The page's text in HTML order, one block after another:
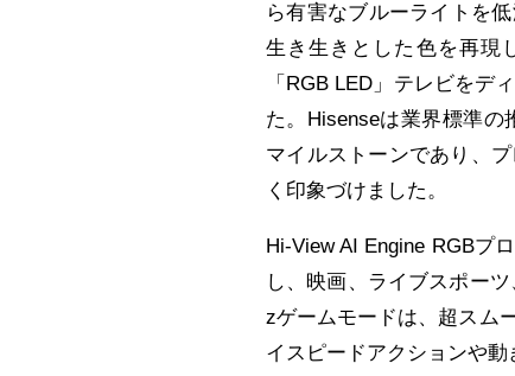
ら有害なブルーライトを
生き生きとした色を再現
「RGB LED」テレビをデ
た。Hisenseは業界標準の
マイルストーンであり、
く印象づけました。
Hi-View AI Engine RGBプ
し、映画、ライブスポー
zゲームモードは、超スム
イスピードアクションや